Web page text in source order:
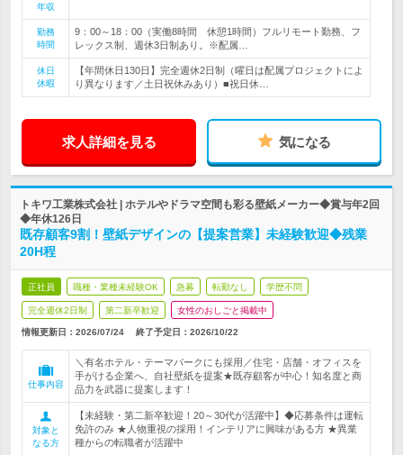
年収
勤務
時間
9：00～18：00（実働8時間 休憩1時間）フルリモート勤務、フ
レックス制、週休3日制あり。※配属…
休日
休暇
【年間休日130日】完全週休2日制（曜日は配属プロジェクトによ
り異なります／土日祝休みあり）■祝日休…
求人詳細を見る 気になる
トキワ工業株式会社 | ホテルやドラマ空間も彩る壁紙メーカー◆賞与年2回
◆年休126日
既存顧客9割！壁紙デザインの【提案営業】未経験歓迎◆残業
20H程
正社員 職種・業種未経験OK 急募 転勤なし 学歴不問
完全週休2日制 第二新卒歓迎 女性のおしごと掲載中
情報更新日：2026/07/24 終了予定日： 2026/10/22
仕事内容
＼有名ホテル・テーマパークにも採用／住宅・店舗・オフィスを
手がける企業へ、自社壁紙を提案★既存顧客が中心！知名度と商
品力を武器に提案します！
対象と
なる方
【未経験・第二新卒歓迎！20～30代が活躍中】◆応募条件は運転
免許のみ ★人物重視の採用！インテリアに興味がある方 ★異業
種からの転職者が活躍中